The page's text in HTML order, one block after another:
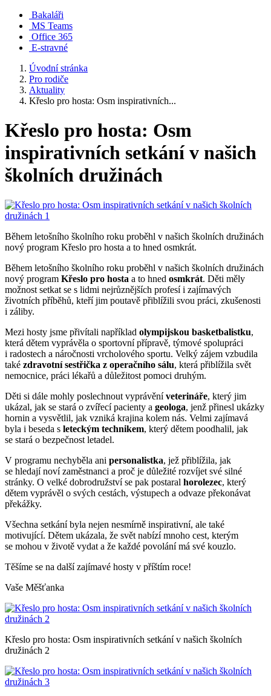
Bakaláři
MS Teams
Office 365
E-stravné
Úvodní stránka
Pro rodiče
Aktuality
Křeslo pro hosta: Osm inspirativních...
Křeslo pro hosta: Osm
inspirativních setkání v našich
školních družinách
Během letošního školního roku proběhl v našich školních družinách
nový program Křeslo pro hosta a to hned osmkrát.
Během letošního školního roku proběhl v našich školních družinách
nový program Křeslo pro hosta a to hned osmkrát. Děti měly
možnost setkat se s lidmi nejrůznějších profesí i zajímavých
životních příběhů, kteří jim poutavě přiblížili svou práci, zkušenosti
i záliby.
Mezi hosty jsme přivítali například olympijskou basketbalistku,
která dětem vyprávěla o sportovní přípravě, týmové spolupráci
i radostech a náročnosti vrcholového sportu. Velký zájem vzbudila
také zdravotní sestřička z operačního sálu, která přiblížila svět
nemocnice, práci lékařů a důležitost pomoci druhým.
Děti si dále mohly poslechnout vyprávěníveterináře, který jim
ukázal, jak se stará o zvířecí pacienty a geologa, jenž přinesl ukázky
hornin a vysvětlil, jak vzniká krajina kolem nás. Velmi zajímavá
byla i beseda s leteckým technikem, který dětem poodhalil, jak
se stará o bezpečnost letadel.
V programu nechyběla ani personalistka, jež přiblížila, jak
se hledají noví zaměstnanci a proč je důležité rozvíjet své silné
stránky. O velké dobrodružství se pak postaral horolezec, který
dětem vyprávěl o svých cestách, výstupech a odvaze překonávat
překážky.
Všechna setkání byla nejen nesmírně inspirativní, ale také
motivující. Dětem ukázala, že svět nabízí mnoho cest, kterým
se mohou v životě vydat a že každé povolání má své kouzlo.
Těšíme se na další zajímavé hosty v příštím roce!
Vaše Měšťanka
Křeslo pro hosta: Osm inspirativních setkání v našich školních
družinách 2